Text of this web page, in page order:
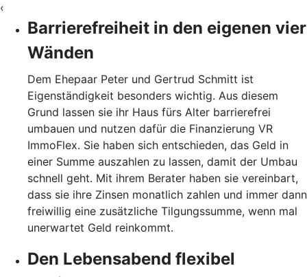
‹
Barrierefreiheit in den eigenen vier
Wänden
Dem Ehepaar Peter und Gertrud Schmitt ist
Eigenständigkeit besonders wichtig. Aus diesem
Grund lassen sie ihr Haus fürs Alter barrierefrei
umbauen und nutzen dafür die Finanzierung VR
ImmoFlex. Sie haben sich entschieden, das Geld in
einer Summe auszahlen zu lassen, damit der Umbau
schnell geht. Mit ihrem Berater haben sie vereinbart,
dass sie ihre Zinsen monatlich zahlen und immer dann
freiwillig eine zusätzliche Tilgungssumme, wenn mal
unerwartet Geld reinkommt.
Den Lebensabend flexibel